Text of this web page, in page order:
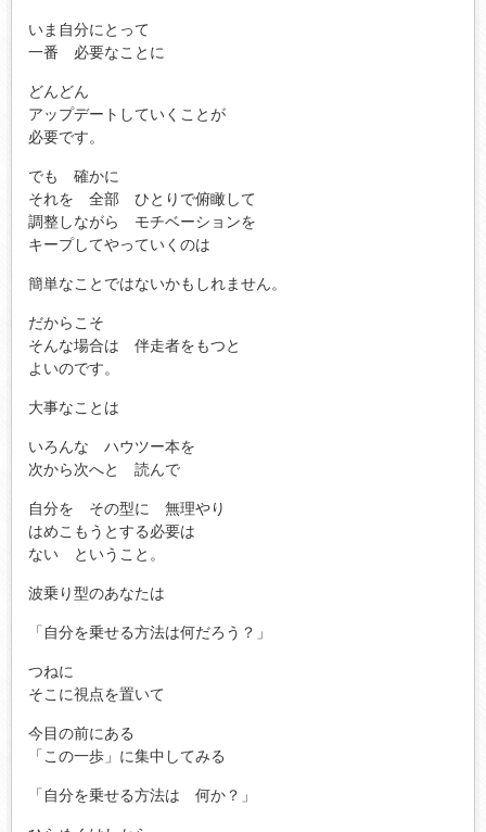
いま自分にとって
一番 必要なことに
どんどん
アップデートしていくことが
必要です。
でも 確かに
それを 全部 ひとりで俯瞰して
調整しながら モチベーションを
キープしてやっていくのは
簡単なことではないかもしれません。
だからこそ
そんな場合は 伴走者をもつと
よいのです。
大事なことは
いろんな ハウツー本を
次から次へと 読んで
自分を その型に 無理やり
はめこもうとする必要は
ない ということ。
波乗り型のあなたは
「自分を乗せる方法は何だろう？」
つねに
そこに視点を置いて
今目の前にある
「この一歩」に集中してみる
「自分を乗せる方法は 何か？」